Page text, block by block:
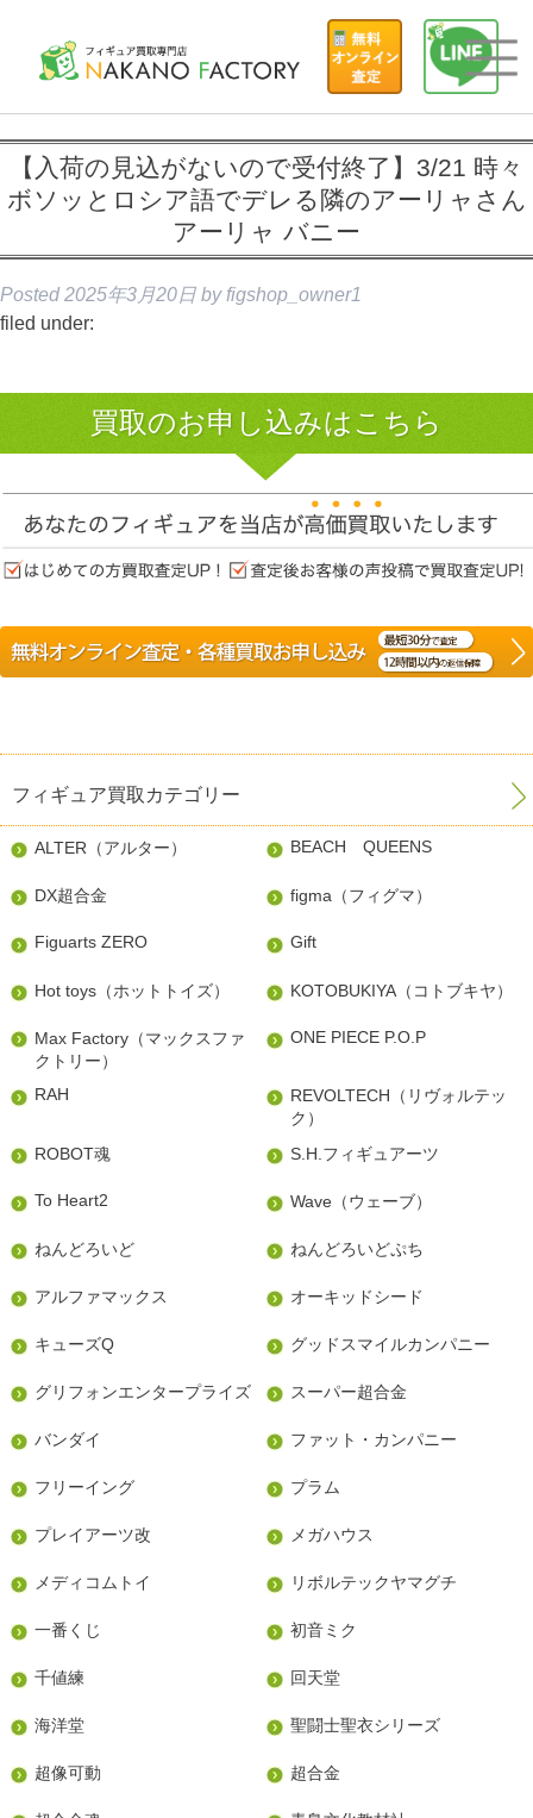
【入荷の見込がないので受付終了】3/21 時々
ボソッとロシア語でデレる隣のアーリャさん
アーリャ バニー
Posted 2025年3月20日 by figshop_owner1
filed under:
買取のお申し込みはこちら
フィギュア買取カテゴリー
ALTER（アルター） BEACH QUEENS
DX超合金 figma（フィグマ）
Figuarts ZERO Gift
Hot toys（ホットトイズ） KOTOBUKIYA（コトブキヤ）
Max Factory（マックスファ
クトリー）
ONE PIECE P.O.P
RAH
REVOLTECH（リヴォルテッ
ク）
ROBOT魂
S.H.フィギュアーツ
To Heart2 Wave（ウェーブ）
ねんどろいど ねんどろいどぷち
アルファマックス オーキッドシード
キューズQ グッドスマイルカンパニー
グリフォンエンタープライズ スーパー超合金
バンダイ ファット・カンパニー
フリーイング プラム
プレイアーツ改 メガハウス
メディコムトイ リボルテックヤマグチ
一番くじ 初音ミク
千値練 回天堂
海洋堂 聖闘士聖衣シリーズ
超像可動 超合金